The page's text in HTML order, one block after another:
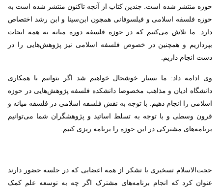
حوزه منتشر شده است. چندین کتاب از آنچه تاکنون منتشر شده است به
حوزه فلسفه اسلامی و فیلسوفانی همچون ابن‌سینا و ابن رشد اختصاص
دارد. ما تلاش می‌کنیم که در حوزه فلسفه دوره میانه به همه ابحاث
بپردازیم و همچنین در خصوص فلسفه اسلامی نیز پژوهش‌هایی را در
دست انجام داریم.
وی ادامه داد: ما بسیار خوشحال خواهیم شد اگر بتوانیم با همکاری
دانشگاه ادیان و مذاهب مخصوصا دانشکده فلسفه پژوهش‌هایی در حوزه
اسلامی را انجام دهیم. با توجه به نقش فلسفه اسلامی در فلسفه میانه و
قرون وسطی و با توجه به تسلط اساتید و پژوهشگران شما می‌توانیم
برنامه‌های مشترکی در این حوزه را برنامه ریزی کنیم.
حجت‌الاسلام تسخیری با تشکر از همه اعضایی که در جلسه حضور دارند
عنوان کرد که انجام برنامه‌های مشترک اگر چه به توسعه علم کمک